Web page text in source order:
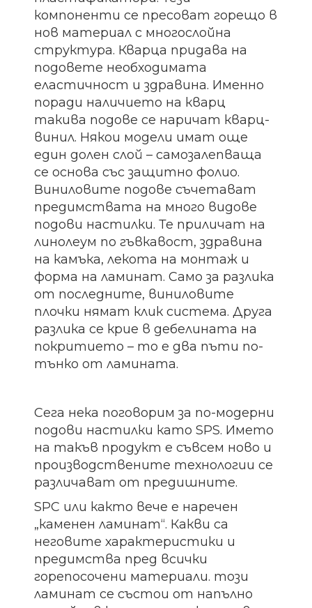
компоненти се пресоват горещо в
нов материал с многослойна
структура. Кварца придава на
подовете необходимата
еластичност и здравина. Именно
поради наличието на кварц
такива подове се наричат ​​кварц-
винил. Някои модели имат още
един долен слой – самозалепваща
се основа със защитно фолио.
Виниловите подове съчетават
предимствата на много видове
подови настилки. Те приличат на
линолеум по гъвкавост, здравина
на камъка, лекота на монтаж и
форма на ламинат. Само за разлика
от последните, виниловите
плочки нямат клик система. Друга
разлика се крие в дебелината на
покритието – то е два пъти по-
тънко от ламината.
Сега нека поговорим за по-модерни
подови настилки като SPS. Името
на такъв продукт е съвсем ново и
производствените технологии се
различават от предишните.
SPC или както вече е наречен
„каменен ламинат“. Какви са
неговите характеристики и
предимства пред всички
горепосочени материали. този
ламинат се състои от напълно